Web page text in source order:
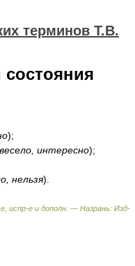
терминов Т.В.
состояния
);
интересно);
нельзя).
испр-е и дополн. — Назрань: Изд-